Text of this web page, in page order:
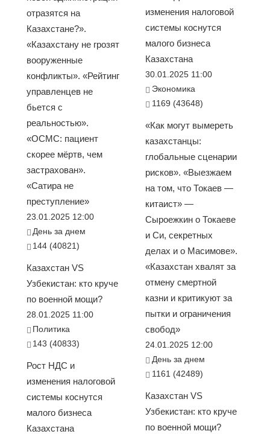
отразятся на
Казахстане?».
«Казахстану не грозят
вооруженные
конфликты». «Рейтинг
управленцев не
бьется с
реальностью».
«ОСМС: пациент
скорее мёртв, чем
застрахован».
«Сатира не
преступление»
23.01.2025 12:00
День за днем
144 (40821)
Казахстан VS
Узбекистан: кто круче
по военной мощи?
28.01.2025 11:00
Политика
143 (40833)
Рост НДС и
изменения налоговой
системы коснутся
малого бизнеса
Казахстана
изменения налоговой
системы коснутся
малого бизнеса
Казахстана
30.01.2025 11:00
Экономика
1169 (43648)
«Как могут вымереть
казахстанцы:
глобальные сценарии
рисков». «Выезжаем
на том, что Токаев —
китаист» —
Сыроежкин о Токаеве
и Си, секретных
делах и о Масимове».
«Казахстан хвалят за
отмену смертной
казни и критикуют за
пытки и ограничения
свобод»
24.01.2025 12:00
День за днем
1161 (42489)
Казахстан VS
Узбекистан: кто круче
по военной мощи?